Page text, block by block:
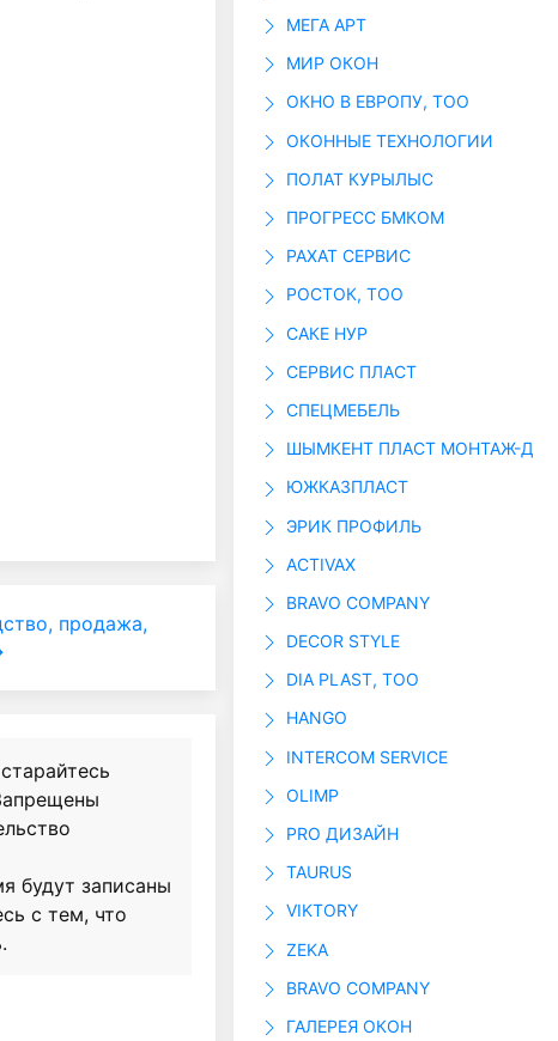
продажа,
будут записаны
с тем, что
МЕГА АРТ
МИР ОКОН
ОКНО В ЕВРОПУ, ТОО
ОКОННЫЕ ТЕХНОЛОГИИ
ПОЛАТ КУРЫЛЫС
ПРОГРЕСС БМКОМ
РАХАТ СЕРВИС
РОСТОК, ТОО
САКЕ НУР
СЕРВИС ПЛАСТ
СПЕЦМЕБЕЛЬ
ШЫМКЕНТ ПЛАСТ МОНТАЖ-Д
ЮЖКАЗПЛАСТ
ЭРИК ПРОФИЛЬ
ACTIVAX
BRAVO COMPANY
DECOR STYLE
DIA PLAST, ТОО
HANGO
INTERCOM SERVICE
OLIMP
PRO ДИЗАЙН
TAURUS
VIKTORY
ZEKA
BRAVO COMPANY
ГАЛЕРЕЯ ОКОН